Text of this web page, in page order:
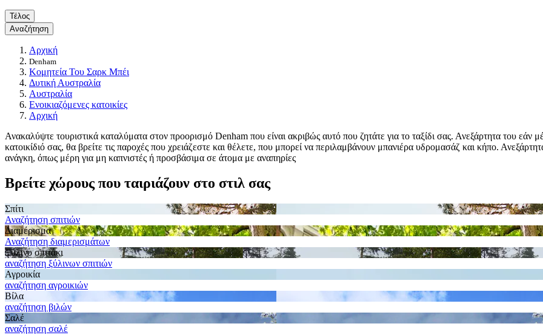
Τέλος
Αναζήτηση
Αρχική
Denham
Κομητεία Του Σαρκ Μπέι
Δυτική Αυστραλία
Αυστραλία
Ενοικιαζόμενες κατοικίες
Αρχική
Ανακαλύψτε τουριστικά καταλύματα στον προορισμό Denham που είναι ακριβώς αυτό που ζητάτε για το ταξίδι σας. Ανεξάρτητα του εάν
κατοικίδιό σας, θα βρείτε τις παροχές που χρειάζεστε και θέλετε, που μπορεί να περιλαμβάνουν μπανιέρα υδρομασάζ και κήπο.
ανάγκη, όπως μέρη για μη καπνιστές ή προσβάσιμα σε άτομα με αναπηρίες
Βρείτε χώρους που ταιριάζουν στο στιλ σας
Σπίτι
Αναζήτηση σπιτιών
Διαμέρισμα
Αναζήτηση διαμερισμάτων
Ξύλινο σπιτάκι
αναζήτηση ξύλινων σπιτιών
Αγροικία
αναζήτηση αγροικιών
Βίλα
αναζήτηση βιλών
Σαλέ
αναζήτηση σαλέ